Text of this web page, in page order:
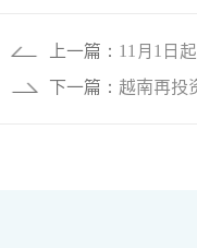
上一篇： 11月1日
下一篇： 越南再投